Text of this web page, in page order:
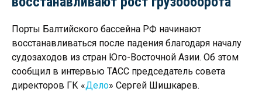
Порты Балтийского бассейна РФ начинают
восстанавливаться после падения благодаря началу
судозаходов из стран Юго-Восточной Азии. Об этом
сообщил в интервью ТАСС председатель совета
директоров ГК «Дело» Сергей Шишкарев.